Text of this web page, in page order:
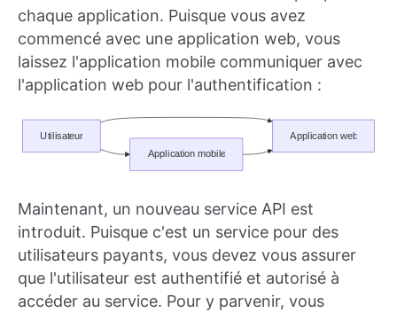
chaque application. Puisque vous avez
commencé avec une application web, vous
laissez l'application mobile communiquer avec
l'application web pour l'authentification :
Maintenant, un nouveau service API est
introduit. Puisque c'est un service pour des
utilisateurs payants, vous devez vous assurer
que l'utilisateur est authentifié et autorisé à
accéder au service. Pour y parvenir, vous